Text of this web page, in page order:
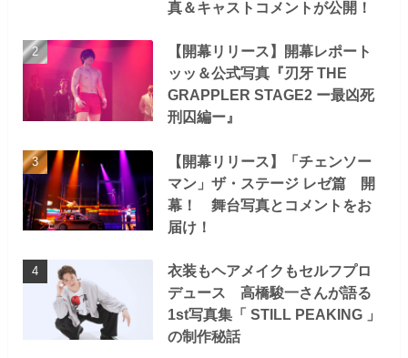
真＆キャストコメントが公開！
【開幕リリース】開幕レポート
ッッ＆公式写真『刃牙 THE
GRAPPLER STAGE2 ー最凶死
刑囚編ー』
【開幕リリース】「チェンソー
マン」ザ・ステージ レゼ篇 開
幕！ 舞台写真とコメントをお
届け！
衣装もヘアメイクもセルフプロ
デュース 高橋駿一さんが語る
1st写真集「 STILL PEAKING 」
の制作秘話